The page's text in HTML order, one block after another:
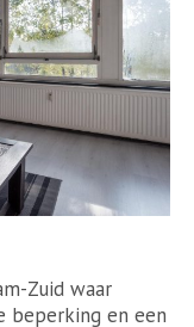
Zuid waar
beperking en een